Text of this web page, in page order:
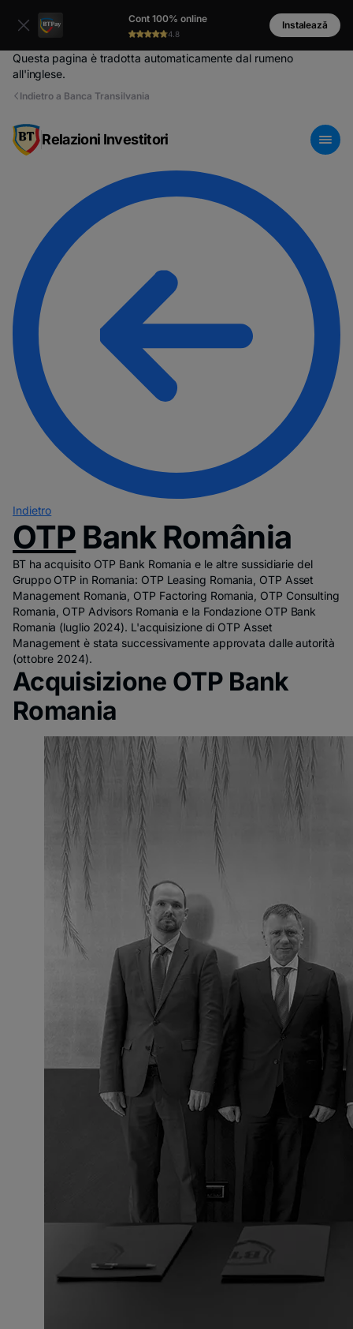
Cont 100% online
4.8
Instalează
Questa pagina è tradotta automaticamente dal rumeno
all'inglese.
Indietro a Banca Transilvania
Relazioni Investitori
Indietro
OTP Bank România
BT ha acquisito OTP Bank Romania e le altre sussidiarie del
Gruppo OTP in Romania: OTP Leasing Romania, OTP Asset
Management Romania, OTP Factoring Romania, OTP Consulting
Romania, OTP Advisors Romania e la Fondazione OTP Bank
Romania (luglio 2024). L'acquisizione di OTP Asset
Management è stata successivamente approvata dalle autorità
(ottobre 2024).
Acquisizione OTP Bank
Romania